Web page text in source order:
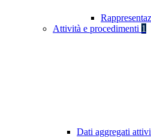
Attività e procedimenti 1
Dati aggregati